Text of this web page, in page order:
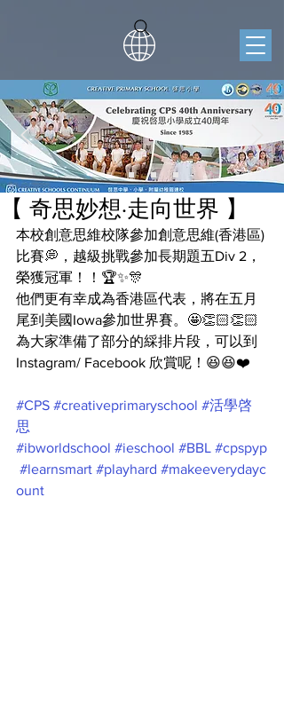
【 奇思妙想·走向世界 】
本校創意思維校隊參加創意思維(香港區)
比賽💭，越級挑戰參加長期題五Div 2，
榮獲冠軍！！🏆✨🎊
他們更有幸成為香港區代表，將在五月
尾到美國Iowa參加世界賽。🤩👏🏻👏🏻
為大家準備了部分的綵排片段，可以到
Instagram/ Facebook 欣賞呢！😆😆❤️
#CPS #creativeprimaryschool #活學啓
思
#ibworldschool #ieschool #BBL #cpspyp
#learnsmart #playhard #makeeverydayc
ount